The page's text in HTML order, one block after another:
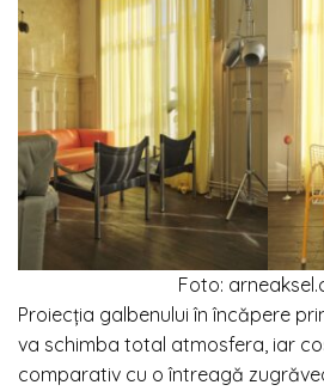
Foto:
Proiecția galbenului în încăpere
va schimba total atmosfera, iar
comparativ cu o întreagă